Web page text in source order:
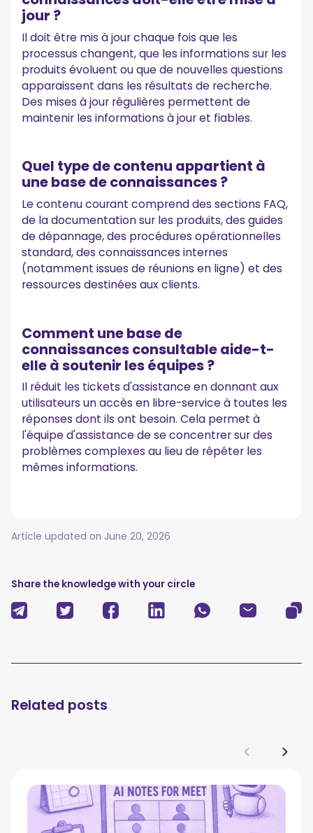
jour ?
Il doit être mis à jour chaque fois que les
processus changent, que les informations sur les
produits évoluent ou que de nouvelles questions
apparaissent dans les résultats de recherche.
Des mises à jour régulières permettent de
maintenir les informations à jour et fiables.
Quel type de contenu appartient à
une base de connaissances ?
Le contenu courant comprend des sections FAQ,
de la documentation sur les produits, des guides
de dépannage, des procédures opérationnelles
standard, des connaissances internes
(notamment issues de réunions en ligne) et des
ressources destinées aux clients.
Comment une base de
connaissances consultable aide-t-
elle à soutenir les équipes ?
Il réduit les tickets d'assistance en donnant aux
utilisateurs un accès en libre-service à toutes les
réponses dont ils ont besoin. Cela permet à
l'équipe d'assistance de se concentrer sur des
problèmes complexes au lieu de répéter les
mêmes informations.
Article updated on June 20, 2026
Share the knowledge with your circle
Related posts